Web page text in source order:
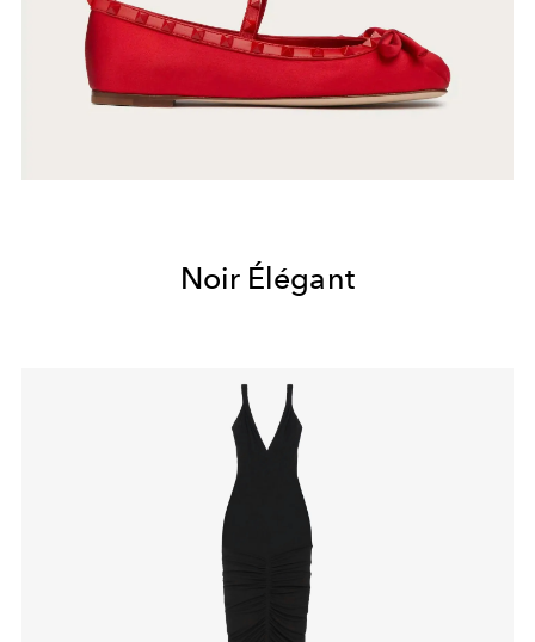
Noir Élégant